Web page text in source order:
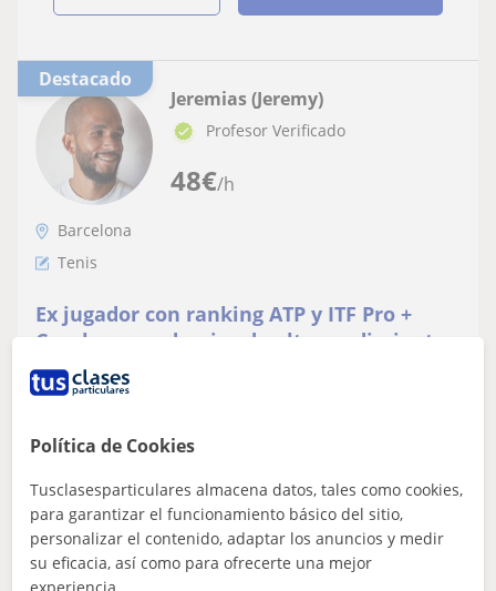
Destacado
48€/h
Jeremias (Jeremy)
Profesor Verificado
Barcelona
Tenis
Ex jugador con ranking ATP y ITF Pro +
Coach en academias de alto rendimiento.
27 años en pista. All levels. ESP, ENG, FRA,
CAT
Ex Jugador con Ranking ATP Y ITF Pro + coach en
Academias de Alto Rendimiento. 27 Años en Pista. All
ver más Contactar
Política de Cookies
Tusclasesparticulares almacena datos, tales como cookies,
para garantizar el funcionamiento básico del sitio,
personalizar el contenido, adaptar los anuncios y medir
su eficacia, así como para ofrecerte una mejor
experiencia.